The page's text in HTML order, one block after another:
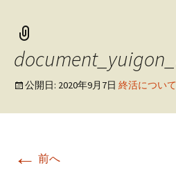
公開日: 2020年9月7日 終活について
← 前へ